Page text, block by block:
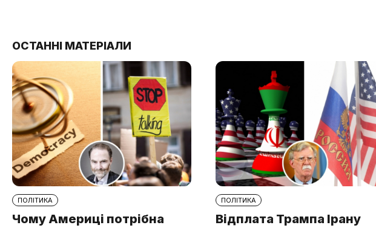
ОСТАННІ МАТЕРІАЛИ
ПОЛІТИКА
Чому Америці потрібна
ПОЛІТИКА
Відплата Трампа Ірану